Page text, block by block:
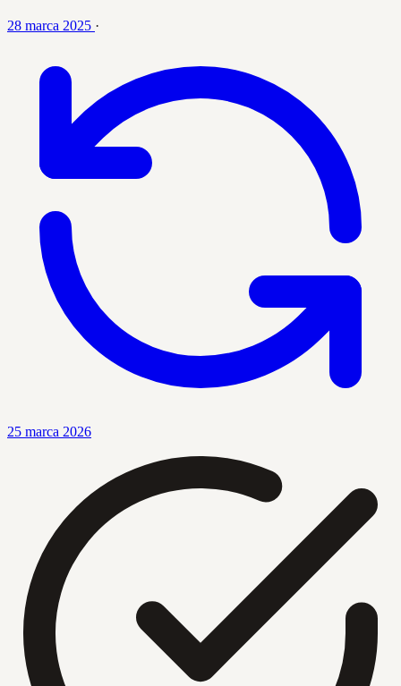
28 marca 2025 ·
25 marca 2026